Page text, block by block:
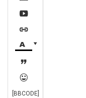






[BBCODE]